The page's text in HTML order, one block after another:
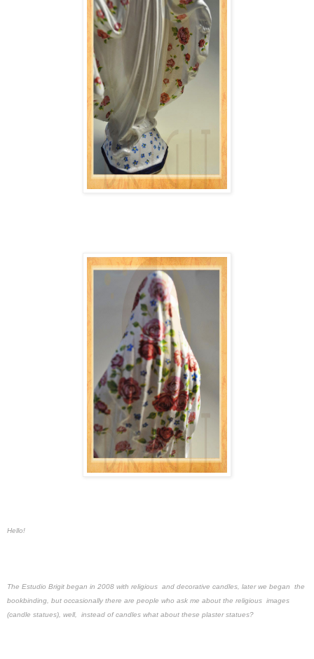
Hello!
The Estudio Brigit began in 2008 with religious and decorative candles, later we began the
bookbinding, but occasionally there are people who ask me about the religious images
(candle statues), well, instead of candles what about these plaster statues?